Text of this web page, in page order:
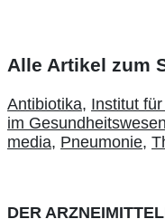
Alle Artikel zum
Antibiotika, Institut
im Gesundheitswesen
media, Pneumonie,
DER